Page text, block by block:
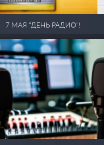
7 МАЯ "ДЕНЬ РАДИО"!